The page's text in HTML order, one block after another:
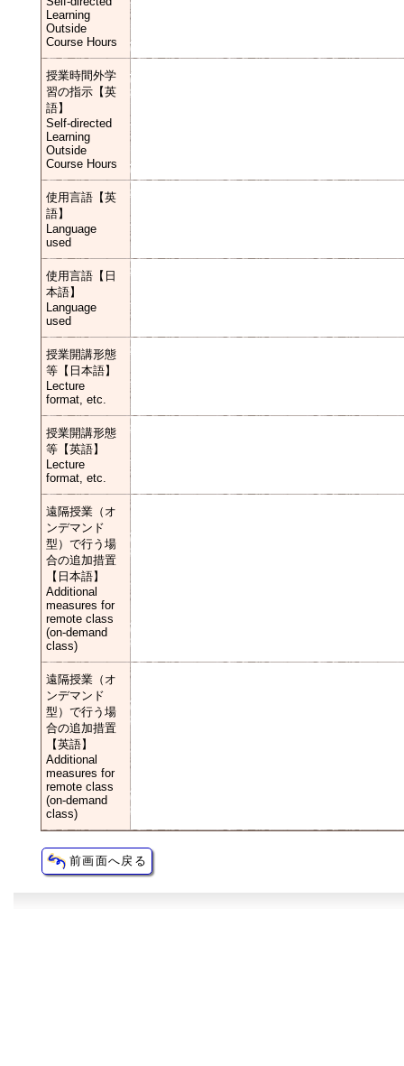
Learning
Outside
Course Hours
授業時間外学
習の指示【英
語】
Self-directed
Learning
Outside
Course Hours
使用言語【英
語】
Language
used
使用言語【日
本語】
Language
used
授業開講形態
等【日本語】
Lecture
format, etc.
授業開講形態
等【英語】
Lecture
format, etc.
遠隔授業（オ
ンデマンド
型）で行う場
合の追加措置
【日本語】
Additional
measures for
remote class
(on-demand
class)
遠隔授業（オ
ンデマンド
型）で行う場
合の追加措置
【英語】
Additional
measures for
remote class
(on-demand
class)